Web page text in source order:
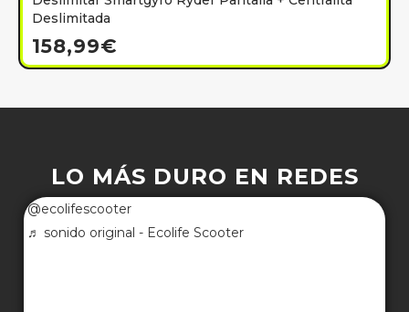
Deslimitada
158,99€
LO MÁS DURO EN REDES
@ecolifescooter
♬ sonido original - Ecolife Scooter